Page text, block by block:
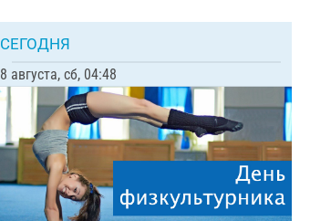
СЕГОДНЯ
8 августа, сб, 04:48